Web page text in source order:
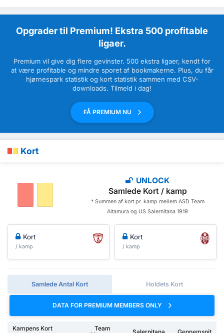
Opgrader til Premium! Ekstra 500 profitable
ligaer.
Premium vil give dig flere gevinster. 500 ekstra ligaer, kendt for
at være profitable og mindre sporet af bookmakerne. Plus, du får
hjørnespark statistik og kort statistik sammen med CSV-
downloads. Tilmeld i dag!
FÅ PREMIUM NU
Kort
UNLOCK
Samlede Kort / kamp
* Summen af ​​kort pr. kamp mellem ASD Team
Altamura og US Salernitana 1919
Kort
/ kamp
Kort
/ kamp
Samlede Antal Kort Holdets Kort
DATA FOR PREMIUM MEMBERS ONLY
Kampens Kort
Team